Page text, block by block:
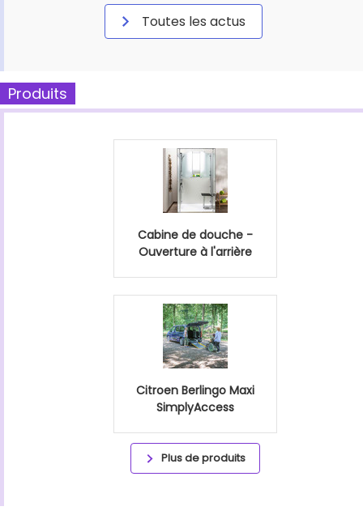
Toutes les actus
Produits
Cabine de douche -
Ouverture à l'arrière
Citroen Berlingo Maxi
SimplyAccess
Plus de produits